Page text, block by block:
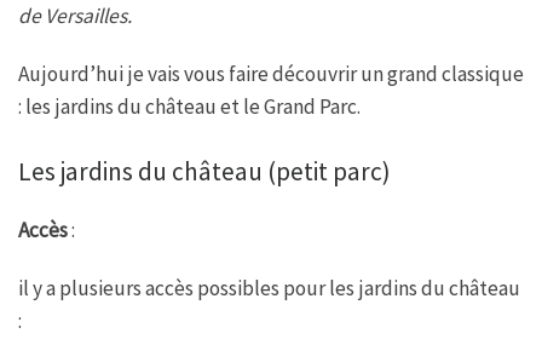
de Versailles.
Aujourd’hui je vais vous faire découvrir un grand classique
: les jardins du château et le Grand Parc.
Les jardins du château (petit parc)
Accès:
il y a plusieurs accès possibles pour les jardins du château
: